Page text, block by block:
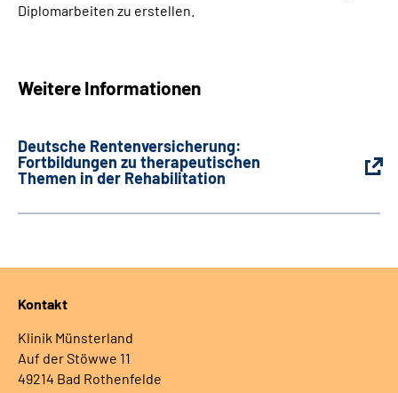
Diplomarbeiten zu erstellen.
Weitere Informationen
Deutsche Rentenversicherung:
Fortbildungen zu therapeutischen
Themen in der Rehabilitation
Kontakt
Klinik Münsterland
Auf der Stöwwe 11
49214 Bad Rothenfelde